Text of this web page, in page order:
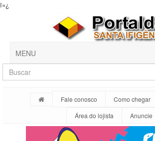
ï»¿
MENU
Fale conosco Como chegar
Área do lojista
Anuncie